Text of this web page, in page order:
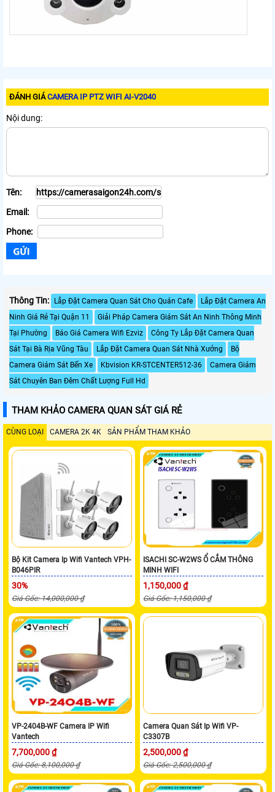
ĐÁNH GIÁCAMERA IP PTZ WIFI AI-V2040
Nội dung:
Tên:
Email:
Phone:
Thông Tin: Lắp Đặt Camera Quan Sát Cho Quán Cafe
Lắp Đặt Camera An
Ninh Giá Rẻ Tại Quận 11
Giải Pháp Camera Giám Sát An Ninh Thông Minh
Tại Phường
Báo Giá Camera Wifi Ezviz
Công Ty Lắp Đặt Camera Quan
Sát Tại Bà Rịa Vũng Tàu
Lắp Đặt Camera Quan Sát Nhà Xưởng
Bộ
Camera Giám Sát Bến Xe
Kbvision KR-STCENTER512-36
Camera Giám
Sát Chuyên Ban Đêm Chất Lượng Full Hd
THAM KHẢO CAMERA QUAN SÁT GIÁ RẺ
CÙNG LOẠI CAMERA 2K 4K SẢN PHẨM THAM KHẢO
Bộ Kit Camera Ip Wifi Vantech VPH-
B046PIR
30%
Giá Gốc: 14,000,000 ₫
ISACHI SC-W2WS Ổ CẮM THÔNG
MINH WIFI
1,150,000 ₫
Giá Gốc: 1,150,000 ₫
VP-2404B-WF Camera IP Wifi
Vantech
7,700,000 ₫
Giá Gốc: 8,100,000 ₫
Camera Quan Sát Ip Wifi VP-
C3307B
2,500,000 ₫
Giá Gốc: 2,500,000 ₫